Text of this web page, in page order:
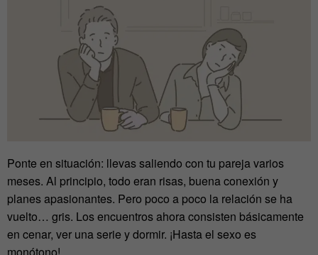
Ponte en situación: llevas saliendo con tu pareja varios
meses. Al principio, todo eran risas, buena conexión y
planes apasionantes. Pero poco a poco la relación se ha
vuelto… gris. Los encuentros ahora consisten básicamente
en cenar, ver una serie y dormir. ¡Hasta el sexo es
monótono!